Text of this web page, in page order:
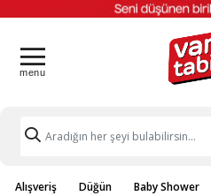
Alışveriş Düğün Baby Shower